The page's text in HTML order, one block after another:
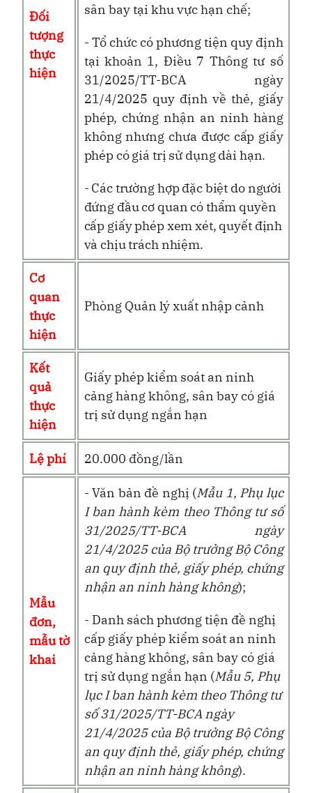
Đối
tượng
thực
hiện
sân bay tại khu vực hạn chế;
- Tổ chức có phương tiện quy định
tại khoản 1, Điều 7 Thông tư số
31/2025/TT-BCA ngày
21/4/2025 quy định về thẻ, giấy
phép, chứng nhận an ninh hàng
không nhưng chưa được cấp giấy
phép có giá trị sử dụng dài hạn.
- Các trường hợp đặc biệt do người
đứng đầu cơ quan có thẩm quyền
cấp giấy phép xem xét, quyết định
và chịu trách nhiệm.
Cơ
quan
thực
hiện
Phòng Quản lý xuất nhập cảnh
Kết
quả
thực
hiện
Giấy phép kiểm soát an ninh
cảng hàng không, sân bay có giá
trị sử dụng ngắn hạn
Lệ phí 20.000 đồng/lần
Mẫu
đơn,
mẫu tờ
khai
- Văn bản đề nghị (Mẫu 1, Phụ lục
I ban hành kèm theo Thông tư số
31/2025/TT-BCA ngày
21/4/2025 của Bộ trưởng Bộ Công
an quy định thẻ, giấy phép, chứng
nhận an ninh hàng không);
- Danh sách phương tiện đề nghị
cấp giấy phép kiểm soát an ninh
cảng hàng không, sân bay có giá
trị sử dụng ngắn hạn (Mẫu 5, Phụ
lục I ban hành kèm theo Thông tư
số 31/2025/TT-BCA ngày
21/4/2025 của Bộ trưởng Bộ Công
an quy định thẻ, giấy phép, chứng
nhận an ninh hàng không).